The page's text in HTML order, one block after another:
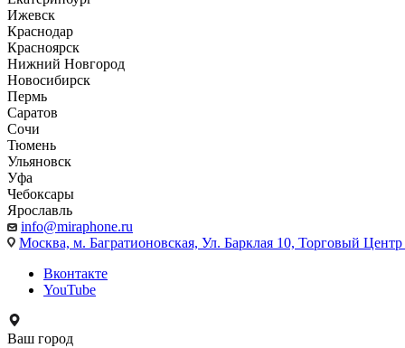
Ижевск
Краснодар
Красноярск
Нижний Новгород
Новосибирск
Пермь
Саратов
Сочи
Тюмень
Ульяновск
Уфа
Чебоксары
Ярославль
info@miraphone.ru
Москва, м. Багратионовская, Ул. Барклая 10, Торговый
Вконтакте
YouTube
Ваш город